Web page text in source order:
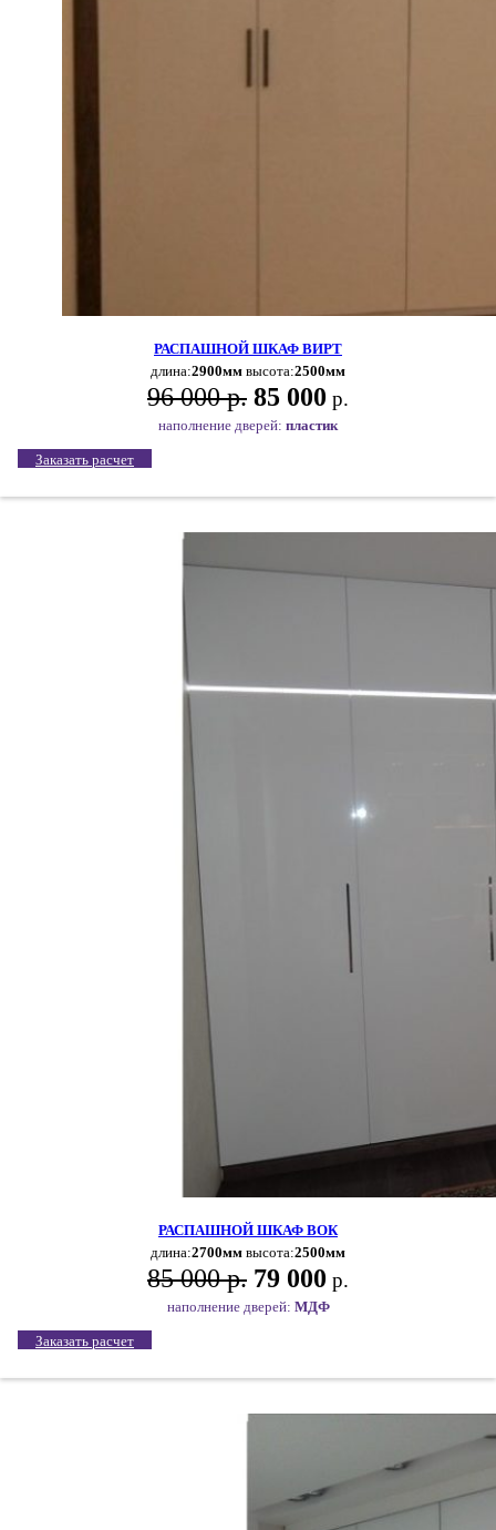
РАСПАШНОЙ ШКАФ ВИРТ
длина:2900мм высота:2500мм
96 000 р. 85 000 р.
наполнение дверей: пластик
Заказать расчет
РАСПАШНОЙ ШКАФ ВОК
длина:2700мм высота:2500мм
85 000 р. 79 000 р.
наполнение дверей: МДФ
Заказать расчет